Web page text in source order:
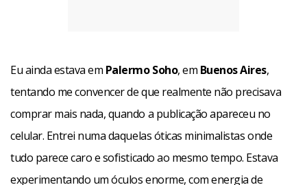
Eu ainda estava em Palermo Soho, em Buenos Aires,
tentando me convencer de que realmente não precisava
comprar mais nada, quando a publicação apareceu no
celular. Entrei numa daquelas óticas minimalistas onde
tudo parece caro e sofisticado ao mesmo tempo. Estava
experimentando um óculos enorme, com energia de